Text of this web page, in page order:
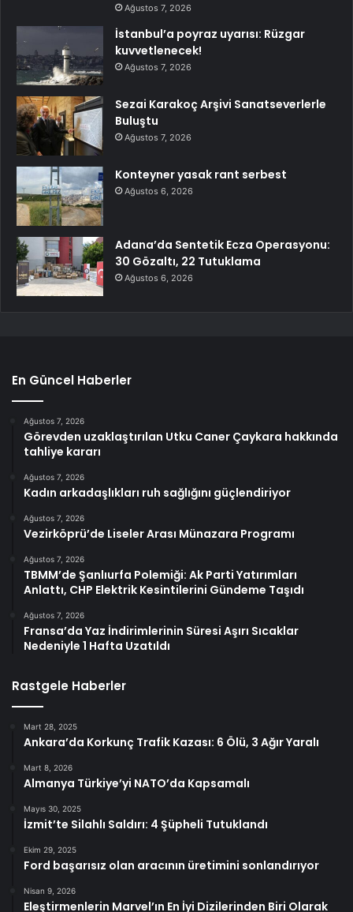
Ağustos 7, 2026
İstanbul’a poyraz uyarısı: Rüzgar
kuvvetlenecek!
Ağustos 7, 2026
Sezai Karakoç Arşivi Sanatseverlerle
Buluştu
Ağustos 7, 2026
Konteyner yasak rant serbest
Ağustos 6, 2026
Adana’da Sentetik Ecza Operasyonu:
30 Gözaltı, 22 Tutuklama
Ağustos 6, 2026
En Güncel Haberler
Ağustos 7, 2026
Görevden uzaklaştırılan Utku Caner Çaykara hakkında
tahliye kararı
Ağustos 7, 2026
Kadın arkadaşlıkları ruh sağlığını güçlendiriyor
Ağustos 7, 2026
Vezirköprü’de Liseler Arası Münazara Programı
Ağustos 7, 2026
TBMM’de Şanlıurfa Polemiği: Ak Parti Yatırımları
Anlattı, CHP Elektrik Kesintilerini Gündeme Taşıdı
Ağustos 7, 2026
Fransa’da Yaz İndirimlerinin Süresi Aşırı Sıcaklar
Nedeniyle 1 Hafta Uzatıldı
Rastgele Haberler
Mart 28, 2025
Ankara’da Korkunç Trafik Kazası: 6 Ölü, 3 Ağır Yaralı
Mart 8, 2026
Almanya Türkiye’yi NATO’da Kapsamalı
Mayıs 30, 2025
İzmit’te Silahlı Saldırı: 4 Şüpheli Tutuklandı
Ekim 29, 2025
Ford başarısız olan aracının üretimini sonlandırıyor
Nisan 9, 2026
Eleştirmenlerin Marvel’ın En İyi Dizilerinden Biri Olarak